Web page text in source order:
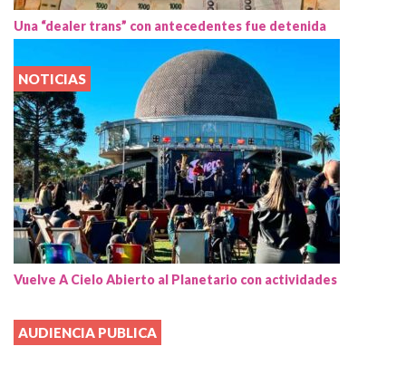
Una “dealer trans” con antecedentes fue detenida
NOTICIAS
Vuelve A Cielo Abierto al Planetario con actividades
AUDIENCIA PUBLICA